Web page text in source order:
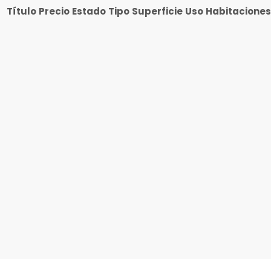
Título Precio Estado Tipo Superficie Uso Habitaciones